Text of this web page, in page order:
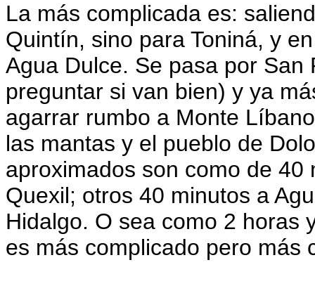
La más complicada es:
Quintín, sino para Toniná, y
Agua Dulce. Se pasa por
preguntar si van bien) y ya
agarrar rumbo a Monte
las mantas y el pueblo de
aproximados son como de
Quexil; otros 40 minutos a
Hidalgo. O sea como 2 horas
es más complicado pero más